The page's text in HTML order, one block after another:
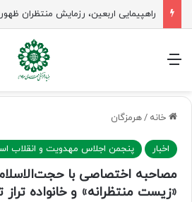
راهپیمایی اربعین، رزمایش منتظران ظهور
منو
خانه /هرمزگان
اخبار پنجمن اجلاس مهدویت و انقلاب
مصاحبه اختصاصی با
«زیست منتظرانه» و خانواده